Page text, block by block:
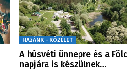
HAZÁNK - KÖZÉLET
A húsvéti ünnepre és a
napjára is készülnek…